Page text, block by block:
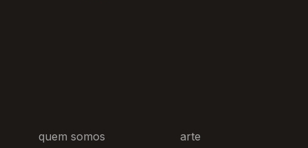
quem somos
arte